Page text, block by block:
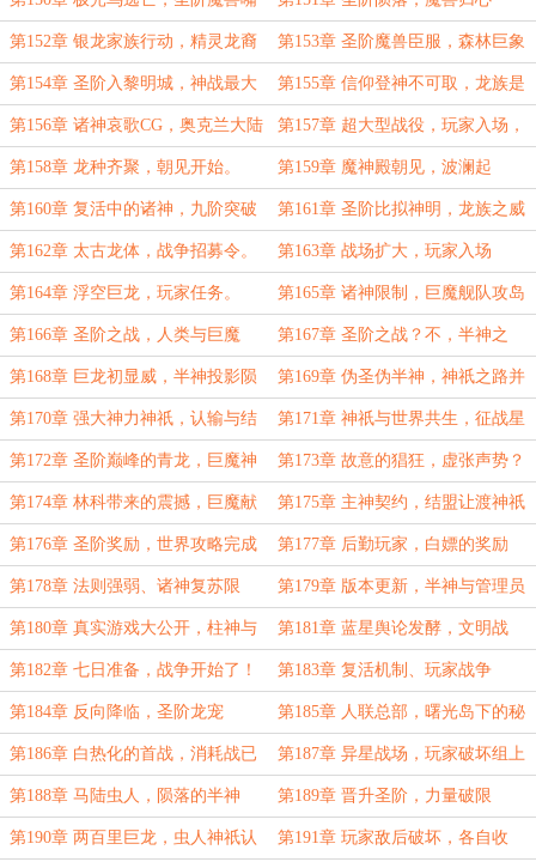
脸
第152章 银龙家族行动，精灵龙裔
们的震撼
第153章 圣阶魔兽臣服，森林巨象
延寿
第154章 圣阶入黎明城，神战最大
秘密
第155章 信仰登神不可取，龙族是
外来者？
第156章 诸神哀歌CG，奥克兰大陆
的危机
第157章 超大型战役，玩家入场，
九阶在即
第158章 龙种齐聚，朝见开始。 第159章 魔神殿朝见，波澜起
第160章 复活中的诸神，九阶突破 第161章 圣阶比拟神明，龙族之威
第162章 太古龙体，战争招募令。 第163章 战场扩大，玩家入场
第164章 浮空巨龙，玩家任务。 第165章 诸神限制，巨魔舰队攻岛
前夕
第166章 圣阶之战，人类与巨魔 第167章 圣阶之战？不，半神之
战！
第168章 巨龙初显威，半神投影陨 第169章 伪圣伪半神，神祇之路并
不简单
第170章 强大神力神祇，认输与结
盟？
第171章 神祇与世界共生，征战星
界的秘密。
第172章 圣阶巅峰的青龙，巨魔神
祇神降
第173章 故意的猖狂，虚张声势？
第174章 林科带来的震撼，巨魔献
出世界
第175章 主神契约，结盟让渡神祇
名额
第176章 圣阶奖励，世界攻略完成 第177章 后勤玩家，白嫖的奖励
第178章 法则强弱、诸神复苏限
制，
第179章 版本更新，半神与管理员
权限
第180章 真实游戏大公开，柱神与
超脱之路
第181章 蓝星舆论发酵，文明战
争。
第182章 七日准备，战争开始了！ 第183章 复活机制、玩家战争
第184章 反向降临，圣阶龙宠 第185章 人联总部，曙光岛下的秘
密
第186章 白热化的首战，消耗战已
成定局。
第187章 异星战场，玩家破坏组上
线。
第188章 马陆虫人，陨落的半神 第189章 晋升圣阶，力量破限
第190章 两百里巨龙，虫人神祇认 第191章 玩家敌后破坏，各自收